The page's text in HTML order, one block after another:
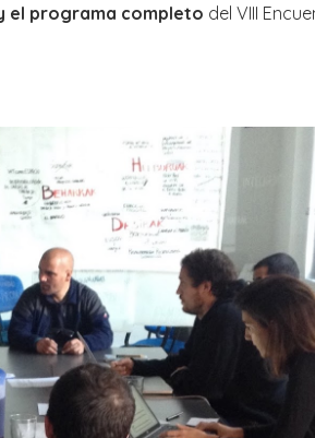
el programa completo del VIII